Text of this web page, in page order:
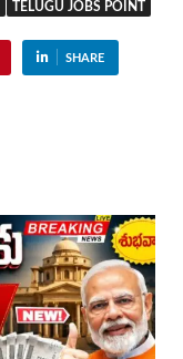
TELUGU JOBS POINT
SHARE